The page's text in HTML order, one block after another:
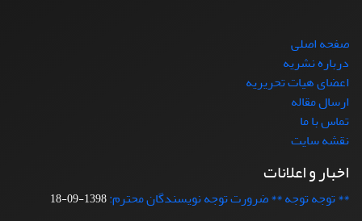
صفحه اصلی
درباره نشریه
اعضای هیات تحریریه
ارسال مقاله
تماس با ما
نقشه سایت
اخبار و اعلانات
** توجه توجه ** ضرورت توجه نویسندگان محترم:1398-09-18